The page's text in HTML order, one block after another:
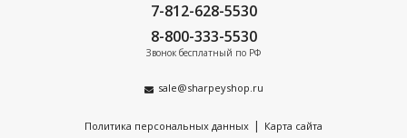
7-812-628-5530
8-800-333-5530
Звонок бесплатный по РФ
sale@sharpeyshop.ru
Политика персональных данных | Карта сайта